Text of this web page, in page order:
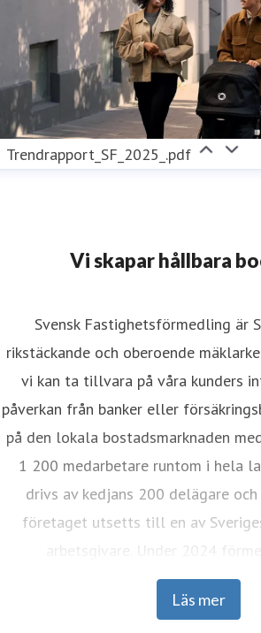
Trendrapport_SF_2025_.pdf
Vi skapar hållbara
Läs mer
Svensk Fastighetsförmedling är
rikstäckande och oberoende
vi kan ta tillvara på våra kunders
påverkan från banker eller
på den lokala bostadsmarknaden
1 200 medarbetare runtom i hela
drivs av kedjans 200 delägare
företaget utsetts till en av
arbetsgivare. Under 2024
Fastighetsförmedling drygt 22 000
år har vi fått folk att känna sig